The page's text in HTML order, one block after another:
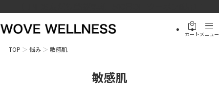
local_mall
カート
menu
メニュー
TOP 悩み 敏感肌
敏感肌